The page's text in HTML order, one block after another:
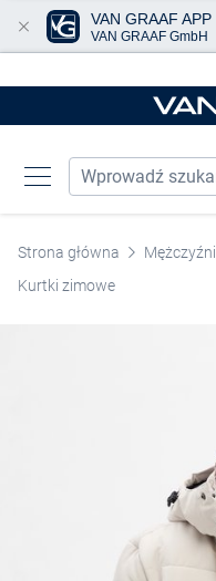
Strona główna Mężczyźni
Kurtki zimowe
VAN GRAAF APP
VAN GRAAF GmbH